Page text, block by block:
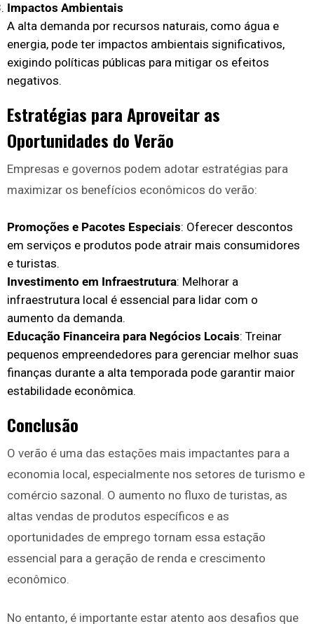
Impactos Ambientais
A alta demanda por recursos naturais, como água e
energia, pode ter impactos ambientais significativos,
exigindo políticas públicas para mitigar os efeitos
negativos.
Estratégias para Aproveitar as
Oportunidades do Verão
Empresas e governos podem adotar estratégias para
maximizar os benefícios econômicos do verão:
Promoções e Pacotes Especiais: Oferecer descontos
em serviços e produtos pode atrair mais consumidores
e turistas.
Investimento em Infraestrutura: Melhorar a
infraestrutura local é essencial para lidar com o
aumento da demanda.
Educação Financeira para Negócios Locais: Treinar
pequenos empreendedores para gerenciar melhor suas
finanças durante a alta temporada pode garantir maior
estabilidade econômica.
Conclusão
O verão é uma das estações mais impactantes para a
economia local, especialmente nos setores de turismo e
comércio sazonal. O aumento no fluxo de turistas, as
altas vendas de produtos específicos e as
oportunidades de emprego tornam essa estação
essencial para a geração de renda e crescimento
econômico.
No entanto, é importante estar atento aos desafios que